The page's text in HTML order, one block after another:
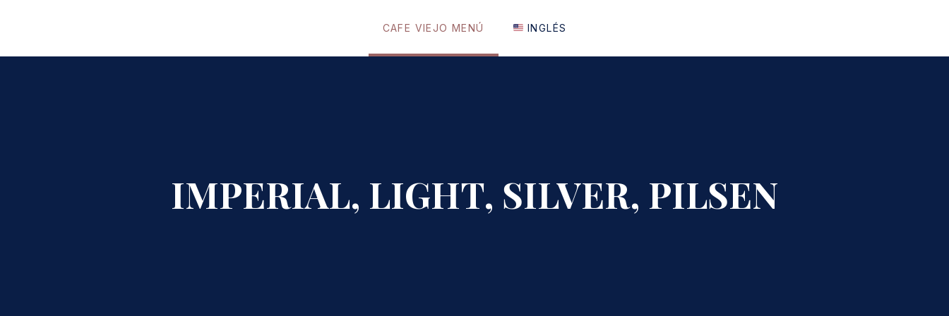
CAFE VIEJO MENÚ INGLÉS
IMPERIAL, LIGHT, SILVER, PILSEN